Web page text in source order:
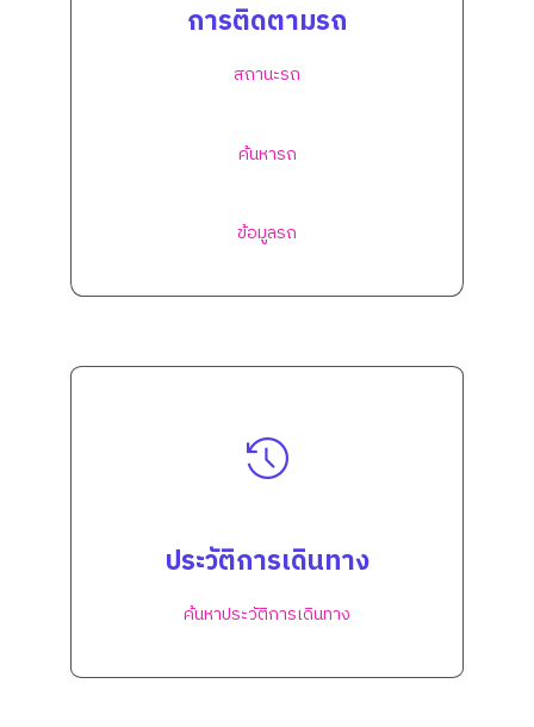
การติดตามรถ
สถานะรถ
ค้นหารถ
ข้อมูลรถ
ประวัติการเดินทาง
ค้นหาประวัติการเดินทาง